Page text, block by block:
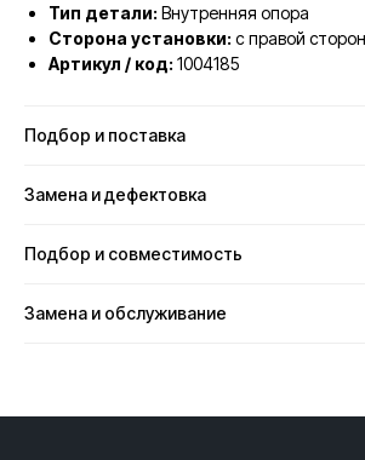
Тип детали: Внутренняя опора
Сторона установки: с правой
Артикул / код: 1004185
Подбор и поставка
Замена и дефектовка
Подбор и совместимость
Замена и обслуживание